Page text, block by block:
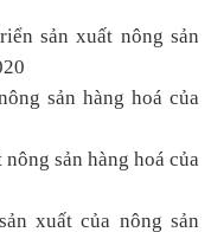
sản xuất nông sản
sản hàng hoá của
sản hàng hoá của
xuất của nông sản